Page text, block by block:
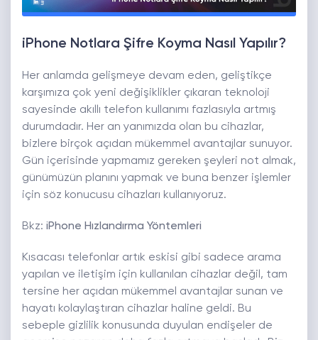
iPhone Notlara Şifre Koyma Nasıl Yapılır?
Her anlamda gelişmeye devam eden, geliştikçe
karşımıza çok yeni değişiklikler çıkaran teknoloji
sayesinde akıllı telefon kullanımı fazlasıyla artmış
durumdadır. Her an yanımızda olan bu cihazlar,
bizlere birçok açıdan mükemmel avantajlar sunuyor.
Gün içerisinde yapmamız gereken şeyleri not almak,
günümüzün planını yapmak ve buna benzer işlemler
için söz konucusu cihazları kullanıyoruz.
Bkz: iPhone Hızlandırma Yöntemleri
Kısacası telefonlar artık eskisi gibi sadece arama
yapılan ve iletişim için kullanılan cihazlar değil, tam
tersine her açıdan mükemmel avantajlar sunan ve
hayatı kolaylaştıran cihazlar haline geldi. Bu
sebeple gizlilik konusunda duyulan endişeler de